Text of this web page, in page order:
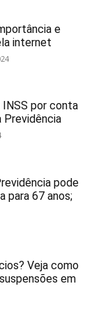
e
internet
INSS por conta
Previdência
pode
para 67 anos;
Veja como
em